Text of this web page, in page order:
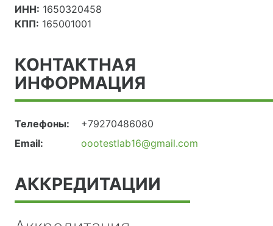
ИНН: 1650320458
КПП: 165001001
КОНТАКТНАЯ
ИНФОРМАЦИЯ
Телефоны:
+79270486080
Email:
oootestlab16@gmail.com
АККРЕДИТАЦИИ